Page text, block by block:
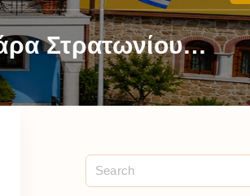
Στρατωνίου…